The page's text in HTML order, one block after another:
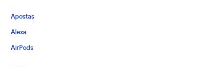
Apostas
Alexa
AirPods